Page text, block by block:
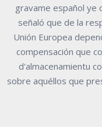
gravame español ye
señaló que de la
Unión Europea
compensación que
d'almacenamientu
sobre aquéllos que